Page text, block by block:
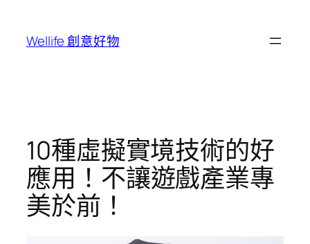
Wellife 創意好物
10種虛擬實境技術的好
應用！不讓遊戲產業專
美於前！